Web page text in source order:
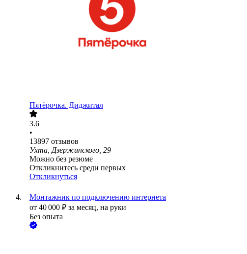
Пятёрочка. Диджитал
3.6
•
13897 отзывов
Ухта, Дзержинского, 29
Можно без резюме
Откликнитесь среди первых
Откликнуться
Монтажник по подключению интернета
от 40 000 ₽ за месяц, на руки
Без опыта